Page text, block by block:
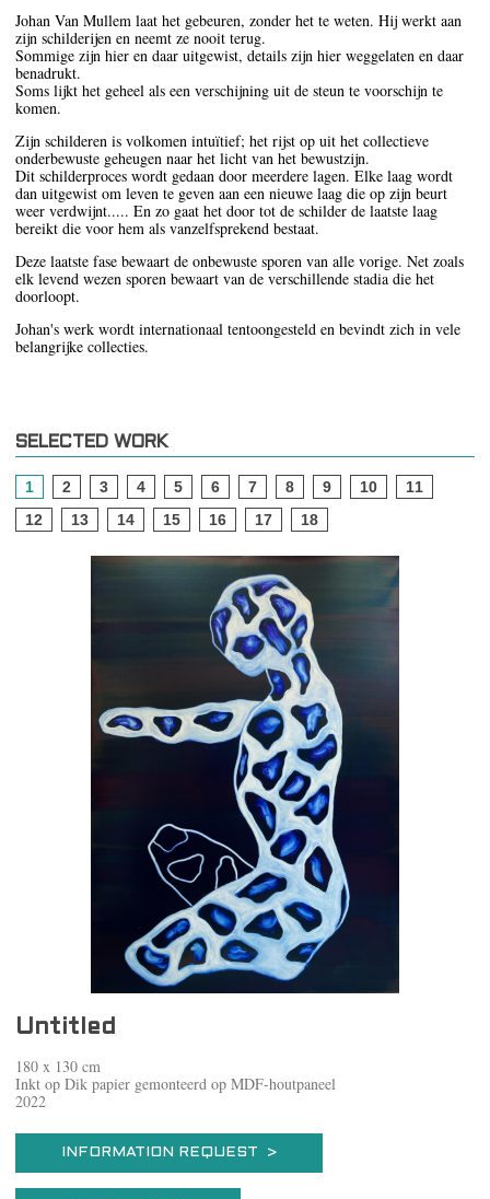
Johan Van Mullem laat het gebeuren, zonder het te weten. Hij werkt aan
zijn schilderijen en neemt ze nooit terug.
Sommige zijn hier en daar uitgewist, details zijn hier weggelaten en daar
benadrukt.
Soms lijkt het geheel als een verschijning uit de steun te voorschijn te
komen.
Zijn schilderen is volkomen intuïtief; het rijst op uit het collectieve
onderbewuste geheugen naar het licht van het bewustzijn.
Dit schilderproces wordt gedaan door meerdere lagen. Elke laag wordt
dan uitgewist om leven te geven aan een nieuwe laag die op zijn beurt
weer verdwijnt..... En zo gaat het door tot de schilder de laatste laag
bereikt die voor hem als vanzelfsprekend bestaat.
Deze laatste fase bewaart de onbewuste sporen van alle vorige. Net zoals
elk levend wezen sporen bewaart van de verschillende stadia die het
doorloopt.
Johan's werk wordt internationaal tentoongesteld en bevindt zich in vele
belangrijke collecties.
SELECTED WORK
1 2 3 4 5 6 7 8 9 10
11
12
13 14 15 16 17 18
Untitled
180 x 130 cm
Inkt op Dik papier gemonteerd op MDF-houtpaneel
2022
INFORMATION REQUEST >